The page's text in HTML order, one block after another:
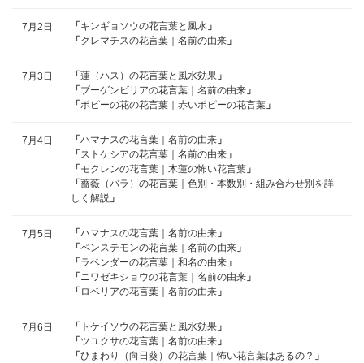
7月2日 「 キンギョソウの花言葉と風水 」
「 クレマチスの花言葉｜名前の由来 」
7月3日 「 蓮（ハス）の花言葉と風水効果 」
「 ブーゲンビリアの花言葉｜名前の由来 」
「 ポピーの花の花言葉｜赤いポピーの花言葉 」
7月4日 「 ハマナスの花言葉｜名前の由来 」
「 ストケシアの花言葉｜名前の由来 」
「 モクレンの花言葉｜木蓮の怖い花言葉 」
「 薔薇（バラ）の花言葉｜色別・本数別・組み合わせ別を詳
しく解説 」
7月5日 「 ハマナスの花言葉｜名前の由来 」
「 ペンステモンの花言葉｜名前の由来 」
「 ラベンダーの花言葉｜和名の由来 」
「 ニワゼキショウの花言葉｜名前の由来 」
「 ロベリアの花言葉｜名前の由来 」
7月6日 「 トケイソウの花言葉と風水効果 」
「 ツユクサの花言葉｜名前の由来 」
「 ひまわり（向日葵）の花言葉｜怖い花言葉はあるの？ 」